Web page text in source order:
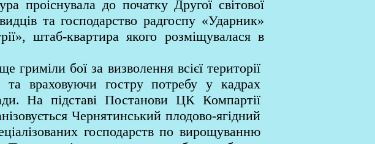
проіснувала до початку Другої світової
та господарство радгоспу «Ударник»
штаб-квартира якого розміщувалася в
бої за визволення всієї території
та враховуючи гостру потребу у кадрах
На підставі Постанови ЦК Компартії
Чернятинський плодово-ягідний
господарств по вирощуванню